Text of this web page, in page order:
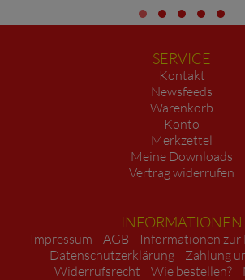
SERVICE
Kontakt
Newsfeeds
Warenkorb
Konto
Merkzettel
Meine Downloads
Vertrag widerrufen
INFORMATIONEN
Impressum AGB
Informationen
Datenschutzerklärung
Zahlung
Widerrufsrecht
Wie bestellen?